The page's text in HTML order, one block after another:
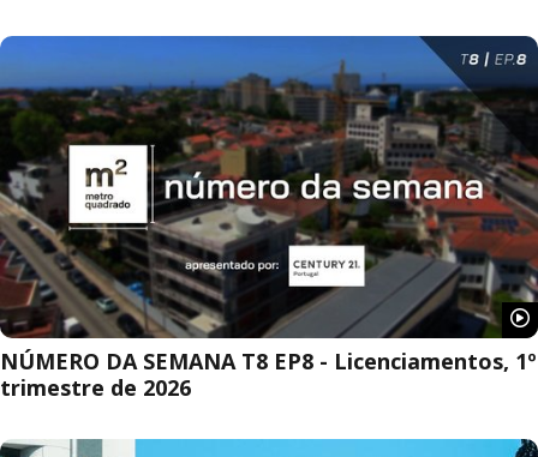
NÚMERO DA SEMANA T8 EP8 - Licenciamentos, 1º
trimestre de 2026